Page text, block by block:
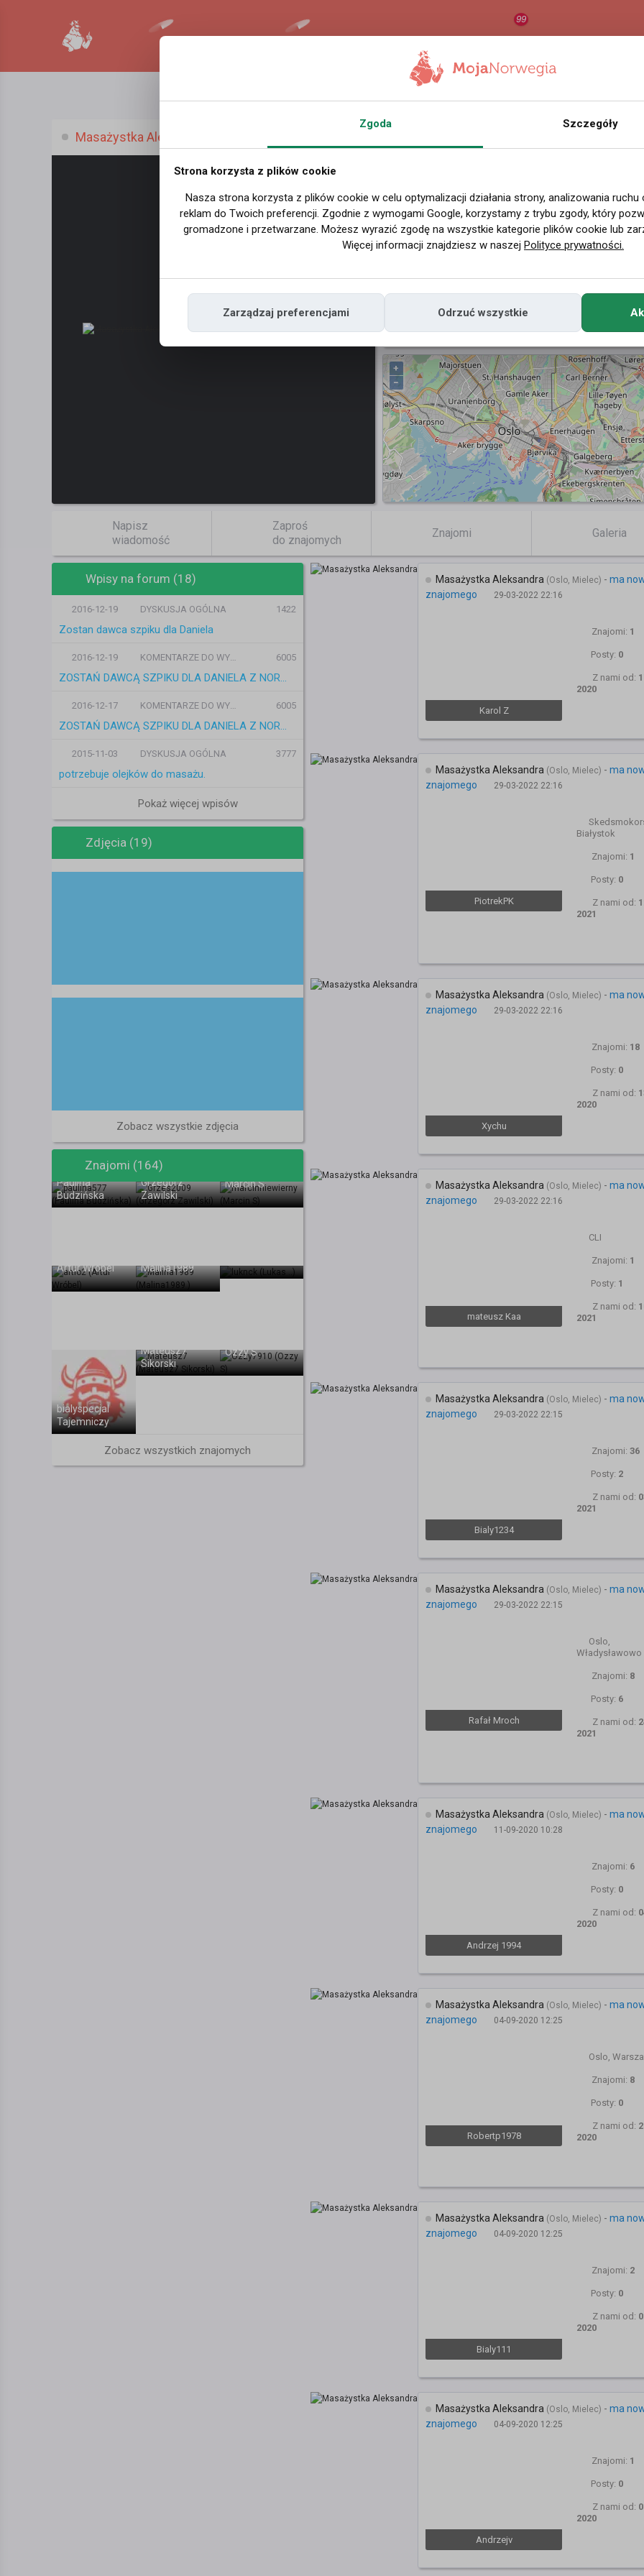
99
Masażystka Aleksandra, (33 l.)
Miejscowość
w Norwegii
Posty
+
−
Napisz
wiadomość
Zaproś
do znajomych
Znajomi Galeria
Wpisy na forum (18)
2016-12-19 DYSKUSJA OGÓLNA 1422
Zostan dawca szpiku dla Daniela
2016-12-19 KOMENTARZE DO WYDARZEŃ 6005
ZOSTAŃ DAWCĄ SZPIKU DLA DANIELA Z NORWEGII !
2016-12-17 KOMENTARZE DO WYDARZEŃ 6005
ZOSTAŃ DAWCĄ SZPIKU DLA DANIELA Z NORWEGII !
2015-11-03 DYSKUSJA OGÓLNA 3777
potrzebuje olejków do masażu.
Pokaż więcej wpisów
Zdjęcia (19)
Zobacz wszystkie zdjęcia
Znajomi (164)
Paulina
Budzińska
Grzegorz
Zawilski
Marcin S
Artur Wróbel Malina1989
bialyspecjal
Tajemniczy
Mateusz7
Sikorski
Ozzy S
Zobacz wszystkich znajomych
Masażystka Aleksandra (Oslo, Mielec) - ma
znajomego
29-03-2022 22:16
Karol Z
Znajomi: 1
Posty: 0
Z nami od:
2020
Masażystka Aleksandra (Oslo, Mielec) - ma
znajomego
29-03-2022 22:16
PiotrekPK
Białystok
Znajomi: 1
Posty: 0
Z nami od:
2021
Masażystka Aleksandra (Oslo, Mielec) - ma
znajomego
29-03-2022 22:16
Xychu
Znajomi: 18
Posty: 0
Z nami od:
2020
Masażystka Aleksandra (Oslo, Mielec) - ma
znajomego
29-03-2022 22:16
mateusz Kaa
CLI
Znajomi: 1
Posty: 1
Z nami od:
2021
Masażystka Aleksandra (Oslo, Mielec) - ma
znajomego
29-03-2022 22:15
Bialy1234
Znajomi: 36
Posty: 2
Z nami od:
2021
Masażystka Aleksandra (Oslo, Mielec) - ma
znajomego
29-03-2022 22:15
Rafał Mroch
Oslo,
Władysławowo
Znajomi: 8
Posty: 6
Z nami od:
2021
Masażystka Aleksandra (Oslo, Mielec) - ma
znajomego
11-09-2020 10:28
Andrzej 1994
Znajomi: 6
Posty: 0
Z nami od:
2020
Masażystka Aleksandra (Oslo, Mielec) - ma
znajomego
04-09-2020 12:25
Robertp1978
Oslo,
Znajomi: 8
Posty: 0
Z nami od:
2020
Masażystka Aleksandra (Oslo, Mielec) - ma
znajomego
04-09-2020 12:25
Bialy111
Znajomi: 2
Posty: 0
Z nami od:
2020
Masażystka Aleksandra (Oslo, Mielec) - ma
znajomego
04-09-2020 12:25
Andrzejv
Znajomi: 1
Posty: 0
Z nami od:
2020
Zgoda Szczegóły
Strona korzysta z plików cookie
Nasza strona korzysta z plików cookie w celu optymalizacji działania strony, analizowania
reklam do Twoich preferencji. Zgodnie z wymogami Google, korzystamy z trybu zgody, który
gromadzone i przetwarzane. Możesz wyrazić zgodę na wszystkie kategorie plików cookie lub
Więcej informacji znajdziesz w naszej Polityce prywatności.
Zarządzaj preferencjami Odrzuć wszystkie